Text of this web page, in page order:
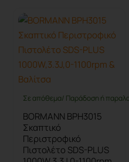
Σε απόθεμα/ Παράδοση ή
BORMANN BPH3015
Σκαπτικό
Περιστροφικό
Πιστολέτο SDS-PLUS